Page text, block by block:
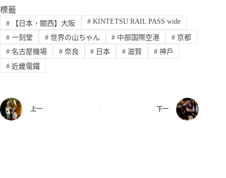
標籤
#【日本，關西】大阪 #KINTETSU RAIL PASS wide
#一刻堂 #世界の山ちゃん # 中部国際空港 # 京都
#名古屋機場 #奈良 # 日本 # 滋賀 # 神戶
#近畿電鐵
上一 下一